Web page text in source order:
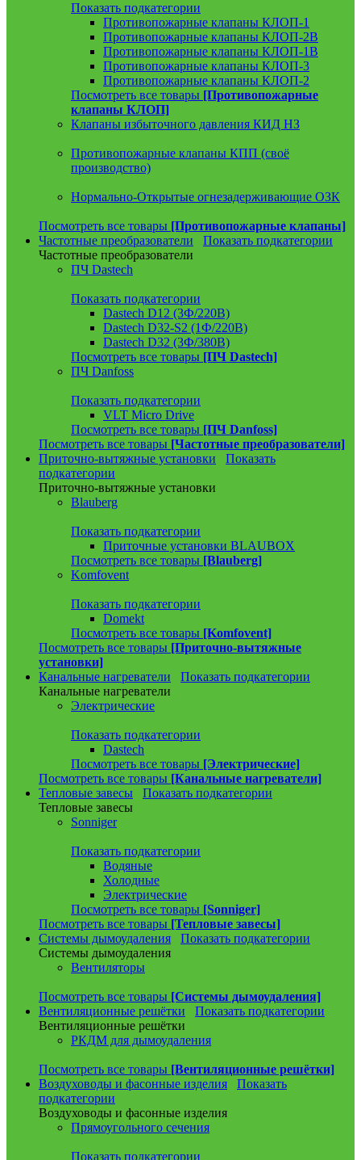
Показать подкатегории
Противопожарные клапаны КЛОП-1
Противопожарные клапаны КЛОП-2В
Противопожарные клапаны КЛОП-1В
Противопожарные клапаны КЛОП-3
Противопожарные клапаны КЛОП-2
Посмотреть все товары [Противопожарные
клапаны КЛОП]
Клапаны избыточного давления КИД НЗ
Противопожарные клапаны КПП (своё
производство)
Нормально-Открытые огнезадерживающие ОЗК
Посмотреть все товары [Противопожарные клапаны]
Частотные преобразователи
Показать подкатегории
Частотные преобразователи
ПЧ Dastech
Показать подкатегории
Dastech D12 (3Ф/220В)
Dastech D32-S2 (1Ф/220В)
Dastech D32 (3Ф/380В)
Посмотреть все товары [ПЧ Dastech]
ПЧ Danfoss
Показать подкатегории
VLT Micro Drive
Посмотреть все товары [ПЧ Danfoss]
Посмотреть все товары [Частотные преобразователи]
Приточно-вытяжные установки
Показать
подкатегории
Приточно-вытяжные установки
Blauberg
Показать подкатегории
Приточные установки BLAUBOX
Посмотреть все товары [Blauberg]
Komfovent
Показать подкатегории
Domekt
Посмотреть все товары [Komfovent]
Посмотреть все товары [Приточно-вытяжные
установки]
Канальные нагреватели
Показать подкатегории
Канальные нагреватели
Электрические
Показать подкатегории
Dastech
Посмотреть все товары [Электрические]
Посмотреть все товары [Канальные нагреватели]
Тепловые завесы
Показать подкатегории
Тепловые завесы
Sonniger
Показать подкатегории
Водяные
Холодные
Электрические
Посмотреть все товары [Sonniger]
Посмотреть все товары [Тепловые завесы]
Системы дымоудаления
Показать подкатегории
Системы дымоудаления
Вентиляторы
Посмотреть все товары [Системы дымоудаления]
Вентиляционные решётки
Показать подкатегории
Вентиляционные решётки
РКДМ для дымоудаления
Посмотреть все товары [Вентиляционные решётки]
Воздуховоды и фасонные изделия
Показать
подкатегории
Воздуховоды и фасонные изделия
Прямоугольного сечения
Показать подкатегории